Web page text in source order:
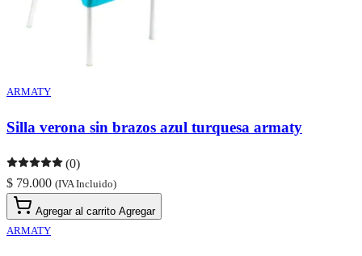
ARMATY
Silla verona sin brazos azul turquesa armaty
(0)
$ 79.000 (IVA Incluido)
Agregar al carrito Agregar
ARMATY